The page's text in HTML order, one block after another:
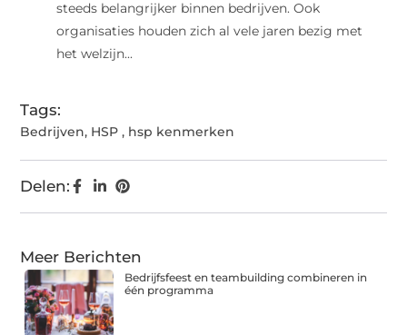
steeds belangrijker binnen bedrijven. Ook
organisaties houden zich al vele jaren bezig met
het welzijn...
Tags:
Bedrijven, HSP , hsp kenmerken
Delen:
Meer Berichten
Bedrijfsfeest en teambuilding combineren in
één programma